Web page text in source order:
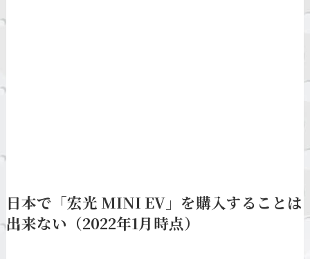
日本で「宏光 MINI EV」を購入することは
出来ない（2022年1月時点）